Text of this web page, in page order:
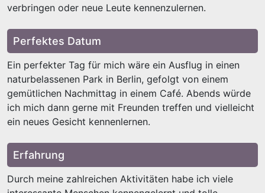
verbringen oder neue Leute kennenzulernen.
Perfektes Datum
Ein perfekter Tag für mich wäre ein Ausflug in einen
naturbelassenen Park in Berlin, gefolgt von einem
gemütlichen Nachmittag in einem Café. Abends würde
ich mich dann gerne mit Freunden treffen und vielleicht
ein neues Gesicht kennenlernen.
Erfahrung
Durch meine zahlreichen Aktivitäten habe ich viele